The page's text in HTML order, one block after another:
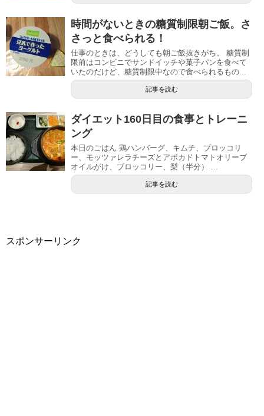
時間がないときの糖質制限朝ご飯。さ
さっと食べられる！
仕事のときは、どうしても朝ご飯抜きがち。 糖質制
限前はコンビニでサンドイッチや菓子パンを食べて
いたのだけど、糖質制限中なので食べられるもの...
記事を読む
ダイエット160日目の食事とトレーニ
ング
本日のごはん 鶏ハンバーグ、キムチ、ブロッコリ
ー、モッツァレラチーズとアボカドトマトオリーブ
オイルがけ、ブロッコリー、梨（半分） ...
記事を読む
スポンサーリンク